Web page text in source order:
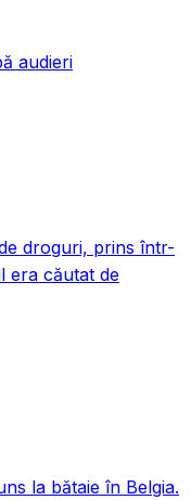
audieri
droguri, prins într-
era căutat de
la bătaie în Belgia.